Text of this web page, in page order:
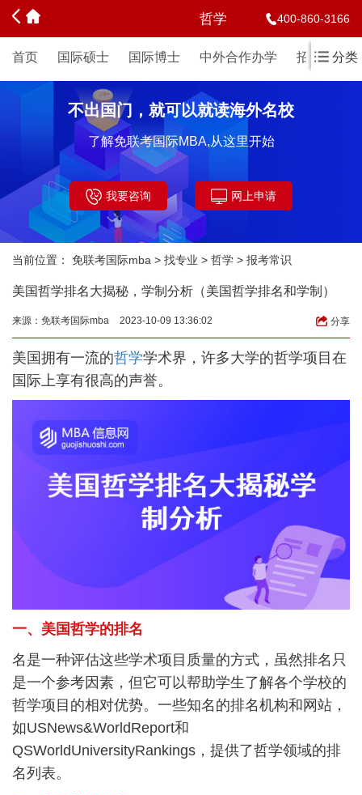
哲学 400-860-3166
首页 国际硕士 国际博士 中外合作办学 招生简章
分类
不出国门，就可以就读海外名校
了解免联考国际MBA,从这里开始
我要咨询 网上申请
当前位置： 免联考国际mba > 找专业 > 哲学 > 报考常识
美国哲学排名大揭秘，学制分析（美国哲学排名和学制）
来源： 免联考国际mba 2023-10-09 13:36:02 分享
美国拥有一流的哲学学术界，许多大学的哲学项目在
国际上享有很高的声誉。
一、美国哲学的排名
名是一种评估这些学术项目质量的方式，虽然排名只
是一个参考因素，但它可以帮助学生了解各个学校的
哲学项目的相对优势。一些知名的排名机构和网站，
如USNews&WorldReport和
QSWorldUniversityRankings，提供了哲学领域的排
名列表。